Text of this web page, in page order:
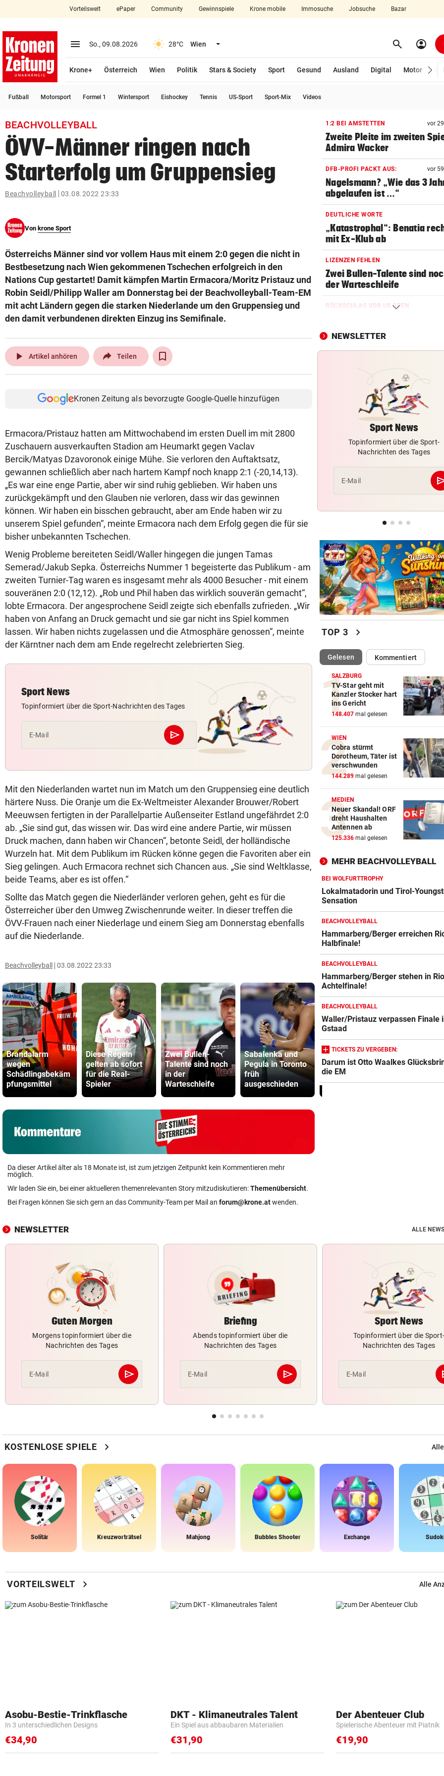
closeSchließen
account_circle Anmelden
arrow_right
bookmark
search
Suchbegriff
eingeben
© Krone Multimedia GmbH & Co KG 2026
Vorteilswelt ePaper Community Gewinnspiele Krone mobile Immosuche Jobsuche Bazar
menu Menü aufklappen
So., 09.08.2026 28°C Wien Menü aufklappen search Suchen
account_circle
Krone+ Österreich Wien Politik Stars & Society Sport Gesund Ausland Digital Motor
Fußball Motorsport Formel 1 Wintersport Eishockey Tennis US-Sport Sport-Mix Videos
BEACHVOLLEYBALL
ÖVV-Männer ringen nach
Starterfolg um Gruppensieg
Beachvolleyball 03.08.2022 23:33
Von krone Sport
Österreichs Männer sind vor vollem Haus mit einem 2:0 gegen die nicht in
Bestbesetzung nach Wien gekommenen Tschechen erfolgreich in den
Nations Cup gestartet! Damit kämpfen Martin Ermacora/Moritz Pristauz und
Robin Seidl/Philipp Waller am Donnerstag bei der Beachvolleyball-Team-EM
mit acht Ländern gegen die starken Niederlande um den Gruppensieg und
den damit verbundenen direkten Einzug ins Semifinale.
play_arrow Artikel anhören Teilen
Kronen Zeitung als bevorzugte Google-Quelle hinzufügen
Ermacora/Pristauz hatten am Mittwochabend im ersten Duell im mit 2800
Zuschauern ausverkauften Stadion am Heumarkt gegen Vaclav
Bercik/Matyas Dzavoronok einige Mühe. Sie verloren den Auftaktsatz,
gewannen schließlich aber nach hartem Kampf noch knapp 2:1 (-20,14,13).
„Es war eine enge Partie, aber wir sind ruhig geblieben. Wir haben uns
zurückgekämpft und den Glauben nie verloren, dass wir das gewinnen
können. Wir haben ein bisschen gebraucht, aber am Ende haben wir zu
unserem Spiel gefunden“, meinte Ermacora nach dem Erfolg gegen die für sie
bisher unbekannten Tschechen.
Wenig Probleme bereiteten Seidl/Waller hingegen die jungen Tamas
Semerad/Jakub Sepka. Österreichs Nummer 1 begeisterte das Publikum - am
zweiten Turnier-Tag waren es insgesamt mehr als 4000 Besucher - mit einem
souveränen 2:0 (12,12). „Rob und Phil haben das wirklich souverän gemacht“,
lobte Ermacora. Der angesprochene Seidl zeigte sich ebenfalls zufrieden. „Wir
haben von Anfang an Druck gemacht und sie gar nicht ins Spiel kommen
lassen. Wir haben nichts zugelassen und die Atmosphäre genossen“, meinte
der Kärntner nach dem am Ende regelrecht zelebrierten Sieg.
Sport News
Topinformiert über die Sport-Nachrichten des Tages
E-Mail send
Abschicken
Mit den Niederlanden wartet nun im Match um den Gruppensieg eine deutlich
härtere Nuss. Die Oranje um die Ex-Weltmeister Alexander Brouwer/Robert
Meeuwsen fertigten in der Parallelpartie Außenseiter Estland ungefährdet 2:0
ab. „Sie sind gut, das wissen wir. Das wird eine andere Partie, wir müssen
Druck machen, dann haben wir Chancen“, betonte Seidl, der holländische
Wurzeln hat. Mit dem Publikum im Rücken könne gegen die Favoriten aber ein
Sieg gelingen. Auch Ermacora rechnet sich Chancen aus. „Sie sind Weltklasse,
beide Teams, aber es ist offen.“
Sollte das Match gegen die Niederländer verloren gehen, geht es für die
Österreicher über den Umweg Zwischenrunde weiter. In dieser treffen die
ÖVV-Frauen nach einer Niederlage und einem Sieg am Donnerstag ebenfalls
auf die Niederlande.
Beachvolleyball 03.08.2022 23:33
Brandalarm
wegen
Schädlingsbekäm
pfungsmittel
Diese Regeln
gelten ab sofort
für die Real-
Spieler
Zwei Bullen-
Talente sind noch
in der
Warteschleife
Sabalenka und
Pegula in Toronto
früh
ausgeschieden
Streit zwischen
Rom und Madrid:
Brunner vermittelt
Drohung:
Festival
Da dieser Artikel älter als 18 Monate ist, ist zum jetzigen Zeitpunkt kein Kommentieren mehr
möglich.
Wir laden Sie ein, bei einer aktuelleren themenrelevanten Story mitzudiskutieren:Themenübersicht.
Bei Fragen können Sie sich gern an das Community-Team per Mail an forum@krone.atwenden.
1:2 BEI AMSTETTEN vor
Zweite Pleite im zweiten
Admira Wacker
DFB-PROFI PACKT AUS: vor
Nagelsmann? „Wie das 3
abgelaufen ist …“
DEUTLICHE WORTE
„Katastrophal“: Benatia
mit Ex-Klub ab
LIZENZEN FEHLEN
Zwei Bullen-Talente sind
der Warteschleife
RÜCKSCHLAG VOR US OPEN
früh ausgeschieden
SEGELN:
LA auf Endrang acht
WIE EINST DER VATER
Top-Talent klopft in deutscher
Bundesliga an
SCHLUSSTAG WARTET
Röber am Podest, „Captain
stark verbessert
die Real-Spieler
Steirischer Unterligist
19-Jährigen
NEWSLETTER
Sport News
Topinformiert über die Sport-
Nachrichten des Tages
E-Mail
TOP 3 chevron_right
Gelesen(ausgewählt)Kommentiert
SALZBURG
TV-Star geht mit
Kanzler Stocker hart
ins Gericht
148.407 mal gelesen
WIEN
Cobra stürmt
Dorotheum, Täter ist
verschwunden
144.289 mal gelesen
MEDIEN
Neuer Skandal! ORF
dreht Haushalten
Antennen ab
125.336 mal gelesen
MEHR BEACHVOLLEYBALL
BEI WOLFURTTROPHY
Lokalmatadorin und Tirol-
Sensation
BEACHVOLLEYBALL
Hammarberg/Berger erreichen
Halbfinale!
BEACHVOLLEYBALL
Hammarberg/Berger stehen in
Achtelfinale!
BEACHVOLLEYBALL
Waller/Pristauz verpassen Finale
Gstaad
TICKETS ZU VERGEBEN:
Darum ist Otto Waalkes
die EM
NEWSLETTER ALLE
Guten Morgen
Morgens topinformiert über die
Nachrichten des Tages
E-Mail send
Abschicken
Briefing
Abends topinformiert über die
Nachrichten des Tages
E-Mail send
Abschicken
Sport News
Topinformiert über die Sport-
Nachrichten des Tages
E-Mail
KOSTENLOSE SPIELE chevron_right
Solitär Kreuzworträtsel Mahjong Bubbles Shooter Exchange
VORTEILSWELT chevron_right Alle
Asobu-Bestie-Trinkflasche
In 3 unterschiedlichen Designs
€34,90
DKT - Klimaneutrales Talent
Ein Spiel aus abbaubaren Materialien
€31,90
Der Abenteuer Club
Spielerische Abenteuer mit Piatnik
€19,90